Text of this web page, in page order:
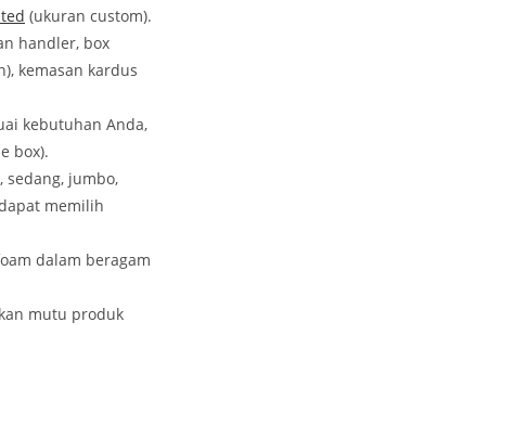
(ukuran custom).
handler, box
kemasan kardus
kebutuhan Anda,
box).
jumbo,
memilih
dalam beragam
mutu produk